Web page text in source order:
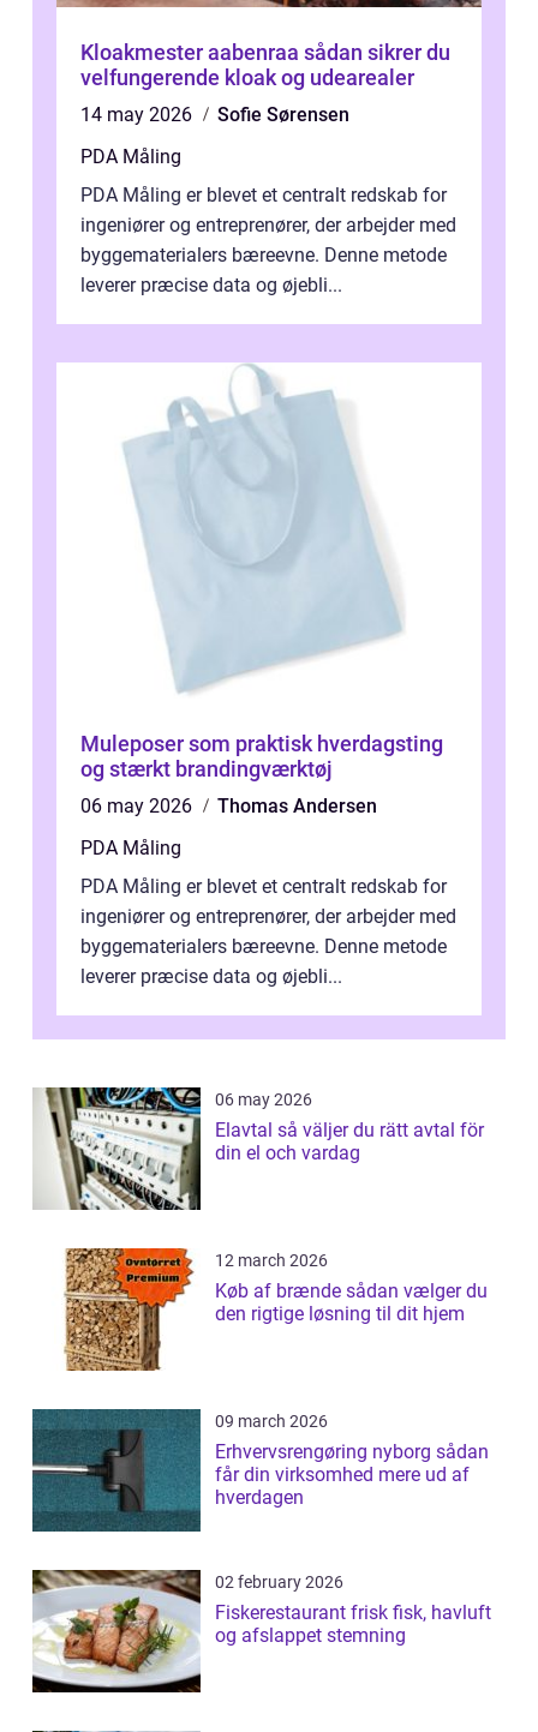
Kloakmester aabenraa sådan sikrer du
velfungerende kloak og udearealer
14 may 2026
Sofie Sørensen
PDA Måling
PDA Måling er blevet et centralt redskab for
ingeniører og entreprenører, der arbejder med
byggematerialers bæreevne. Denne metode
leverer præcise data og øjebli...
Muleposer som praktisk hverdagsting
og stærkt brandingværktøj
06 may 2026
Thomas Andersen
PDA Måling
PDA Måling er blevet et centralt redskab for
ingeniører og entreprenører, der arbejder med
byggematerialers bæreevne. Denne metode
leverer præcise data og øjebli...
06 may 2026
Elavtal så väljer du rätt avtal för
din el och vardag
12 march 2026
Køb af brænde sådan vælger du
den rigtige løsning til dit hjem
09 march 2026
Erhvervsrengøring nyborg sådan
får din virksomhed mere ud af
hverdagen
02 february 2026
Fiskerestaurant frisk fisk, havluft
og afslappet stemning